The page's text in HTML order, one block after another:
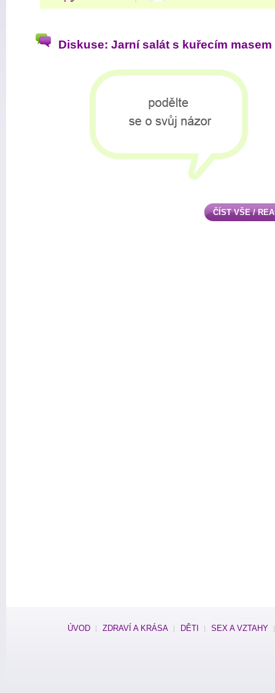
Diskuse: Jarní salát s kuřecím masem
ČÍST VŠE /
ÚVOD ZDRAVÍ A KRÁSA DĚTI SEX A VZTAHY